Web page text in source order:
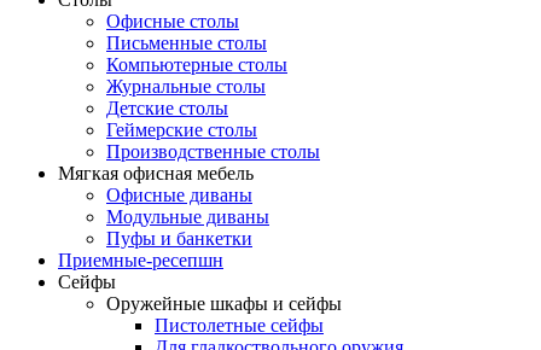
Офисные столы
Письменные столы
Компьютерные столы
Журнальные столы
Детские столы
Геймерские столы
Производственные столы
Мягкая офисная мебель
Офисные диваны
Модульные диваны
Пуфы и банкетки
Приемные-ресепшн
Сейфы
Оружейные шкафы и сейфы
Пистолетные сейфы